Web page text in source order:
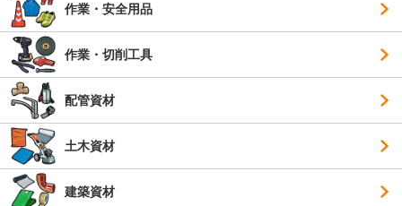
作業・安全用品
作業・切削工具
配管資材
土木資材
建築資材